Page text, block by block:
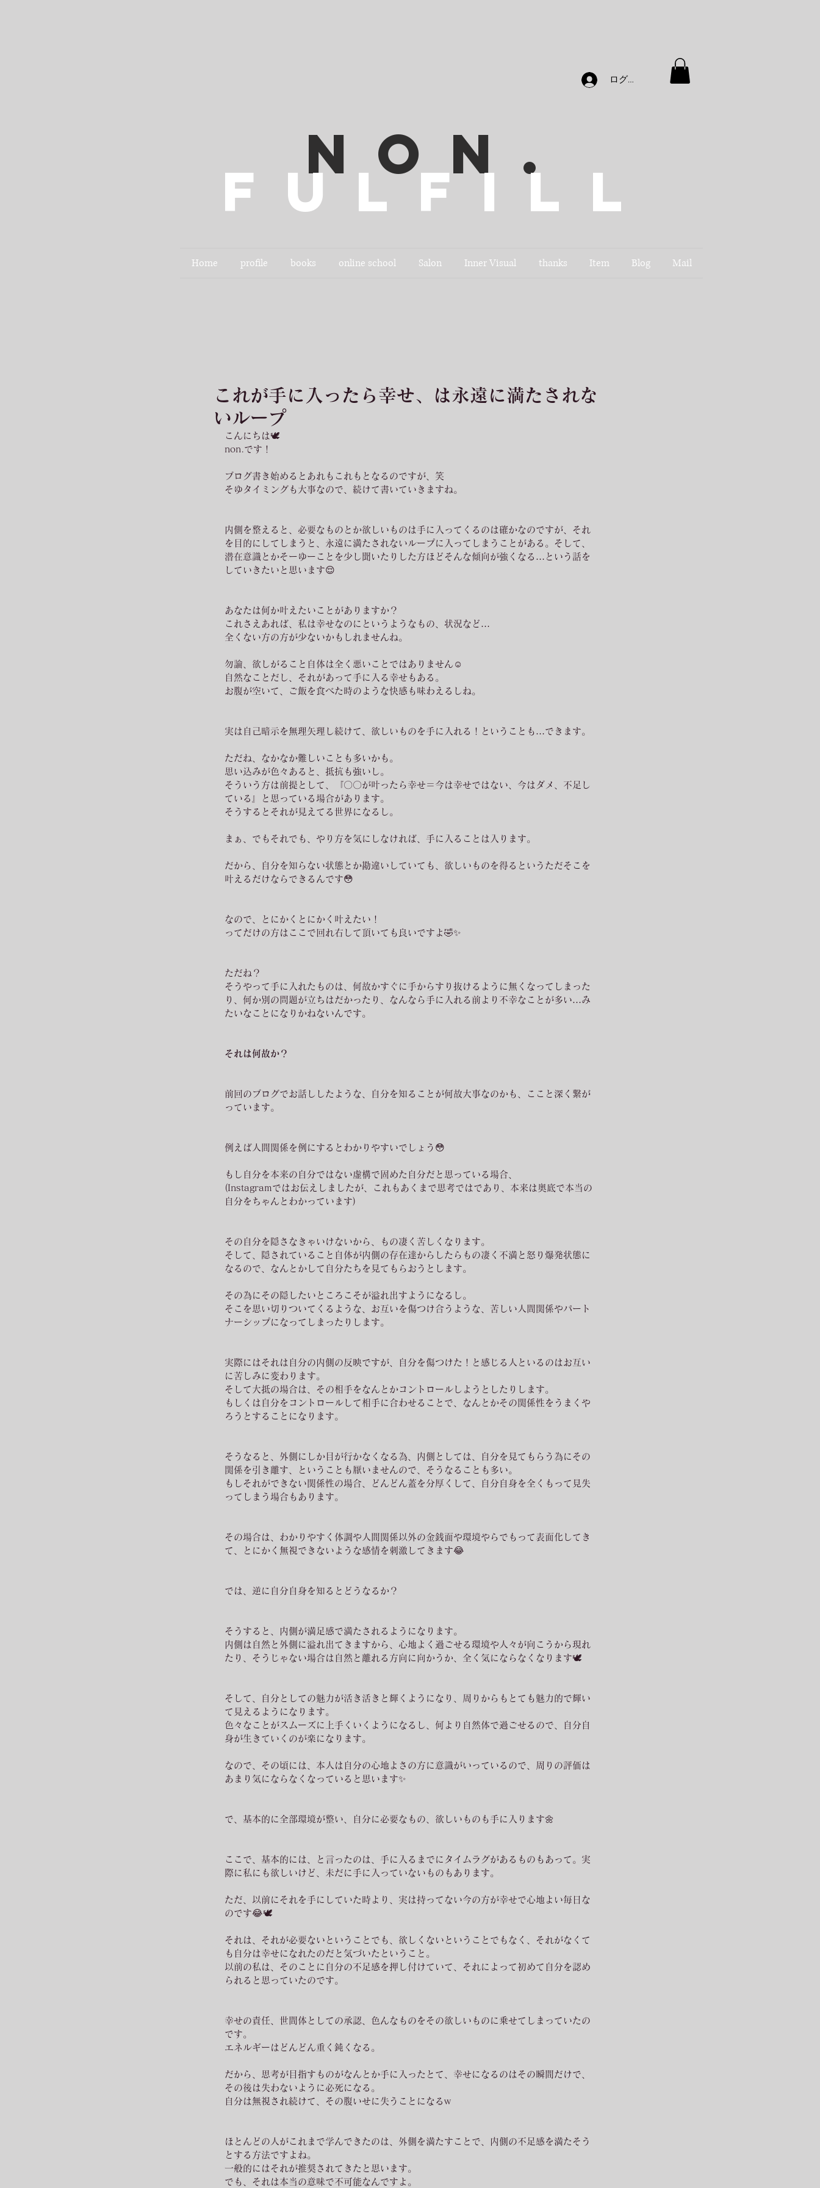
ログイン
NON.
Fulfill
Home profile books online school Salon Inner Visual thanks Item Blog Mail
これが手に入ったら幸せ、は永遠に満たされな
いループ
こんにちは🕊
non.です！
ブログ書き始めるとあれもこれもとなるのですが、笑
そゆタイミングも大事なので、続けて書いていきますね。
内側を整えると、必要なものとか欲しいものは手に入ってくるのは確かなのですが、それ
を目的にしてしまうと、永遠に満たされないループに入ってしまうことがある。そして、
潜在意識とかそーゆーことを少し聞いたりした方ほどそんな傾向が強くなる…という話を
していきたいと思います😌
あなたは何か叶えたいことがありますか？
これさえあれば、私は幸せなのにというようなもの、状況など…
全くない方の方が少ないかもしれませんね。
勿論、欲しがること自体は全く悪いことではありません☺️
自然なことだし、それがあって手に入る幸せもある。
お腹が空いて、ご飯を食べた時のような快感も味わえるしね。
実は自己暗示を無理矢理し続けて、欲しいものを手に入れる！ということも…できます。
ただね、なかなか難しいことも多いかも。
思い込みが色々あると、抵抗も強いし。
そういう方は前提として、『〇〇が叶ったら幸せ＝今は幸せではない、今はダメ、不足し
ている』と思っている場合があります。
そうするとそれが見えてる世界になるし。
まぁ、でもそれでも、やり方を気にしなければ、手に入ることは入ります。
だから、自分を知らない状態とか勘違いしていても、欲しいものを得るというただそこを
叶えるだけならできるんです😳
なので、とにかくとにかく叶えたい！
ってだけの方はここで回れ右して頂いても良いですよ🤣✨
ただね？
そうやって手に入れたものは、何故かすぐに手からすり抜けるように無くなってしまった
り、何か別の問題が立ちはだかったり、なんなら手に入れる前より不幸なことが多い…み
たいなことになりかねないんです。
それは何故か？
前回のブログでお話ししたような、自分を知ることが何故大事なのかも、ここと深く繋が
っています。
例えば人間関係を例にするとわかりやすいでしょう😳
もし自分を本来の自分ではない虚構で固めた自分だと思っている場合、
(Instagramではお伝えしましたが、これもあくまで思考ではであり、本来は奥底で本当の
自分をちゃんとわかっています)
その自分を隠さなきゃいけないから、もの凄く苦しくなります。
そして、隠されていること自体が内側の存在達からしたらもの凄く不満と怒り爆発状態に
なるので、なんとかして自分たちを見てもらおうとします。
その為にその隠したいところこそが溢れ出すようになるし。
そこを思い切りついてくるような、お互いを傷つけ合うような、苦しい人間関係やパート
ナーシップになってしまったりします。
実際にはそれは自分の内側の反映ですが、自分を傷つけた！と感じる人といるのはお互い
に苦しみに変わります。
そして大抵の場合は、その相手をなんとかコントロールしようとしたりします。
もしくは自分をコントロールして相手に合わせることで、なんとかその関係性をうまくや
ろうとすることになります。
そうなると、外側にしか目が行かなくなる為、内側としては、自分を見てもらう為にその
関係を引き離す、ということも厭いませんので、そうなることも多い。
もしそれができない関係性の場合、どんどん蓋を分厚くして、自分自身を全くもって見失
ってしまう場合もあります。
その場合は、わかりやすく体調や人間関係以外の金銭面や環境やらでもって表面化してき
て、とにかく無視できないような感情を刺激してきます😂
では、逆に自分自身を知るとどうなるか？
そうすると、内側が満足感で満たされるようになります。
内側は自然と外側に溢れ出てきますから、心地よく過ごせる環境や人々が向こうから現れ
たり、そうじゃない場合は自然と離れる方向に向かうか、全く気にならなくなります🕊
そして、自分としての魅力が活き活きと輝くようになり、周りからもとても魅力的で輝い
て見えるようになります。
色々なことがスムーズに上手くいくようになるし、何より自然体で過ごせるので、自分自
身が生きていくのが楽になります。
なので、その頃には、本人は自分の心地よさの方に意識がいっているので、周りの評価は
あまり気にならなくなっていると思います✨
で、基本的に全部環境が整い、自分に必要なもの、欲しいものも手に入ります🌼
ここで、基本的には、と言ったのは、手に入るまでにタイムラグがあるものもあって。実
際に私にも欲しいけど、未だに手に入っていないものもあります。
ただ、以前にそれを手にしていた時より、実は持ってない今の方が幸せで心地よい毎日な
のです😂🕊
それは、それが必要ないということでも、欲しくないということでもなく、それがなくて
も自分は幸せになれたのだと気づいたということ。
以前の私は、そのことに自分の不足感を押し付けていて、それによって初めて自分を認め
られると思っていたのです。
幸せの責任、世間体としての承認、色んなものをその欲しいものに乗せてしまっていたの
です。
エネルギーはどんどん重く鈍くなる。
だから、思考が目指すものがなんとか手に入ったとて、幸せになるのはその瞬間だけで、
その後は失わないように必死になる。
自分は無視され続けて、その腹いせに失うことになるw
ほとんどの人がこれまで学んできたのは、外側を満たすことで、内側の不足感を満たそう
とする方法ですよね。
一般的にはそれが推奨されてきたと思います。
でも、それは本当の意味で不可能なんですよ。